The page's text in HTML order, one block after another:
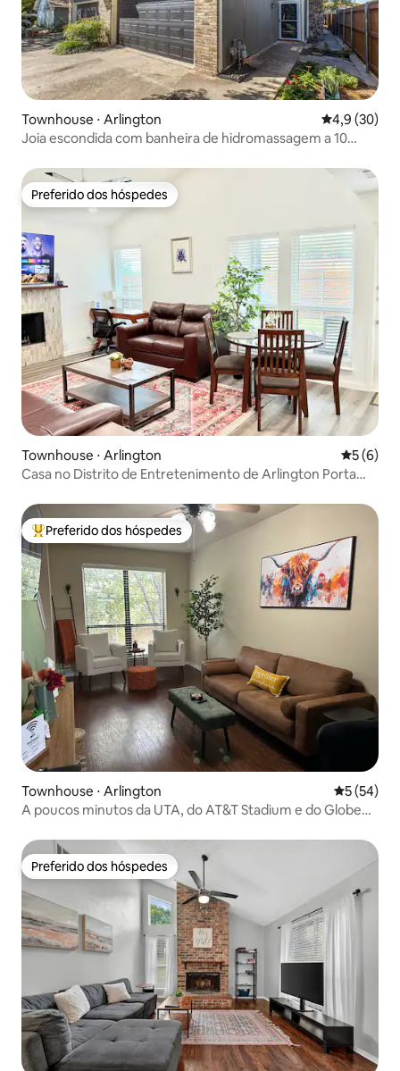
Townhouse ⋅ Arlington 4,9 de uma
4,9 (30)
Joia escondida com banheira de hidromassagem a 10
Preferido dos hóspedes
Preferido dos hóspedes
Townhouse ⋅ Arlington 5 de
5 (6)
Casa no Distrito de Entretenimento de Arlington Porta
Entre os melhores preferidos dos hóspedes
Preferido dos hóspedes
Townhouse ⋅ Arlington 5 de uma
5 (54)
A poucos minutos da UTA, do AT&T Stadium e do Globe
Preferido dos hóspedes
Preferido dos hóspedes